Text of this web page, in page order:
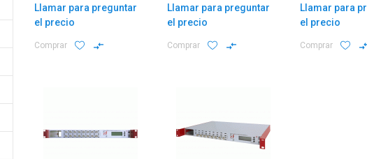
Llamar para preguntar
el precio
Comprar
Llamar para preguntar
el precio
Comprar
out/
Llamar para
el precio
Comprar